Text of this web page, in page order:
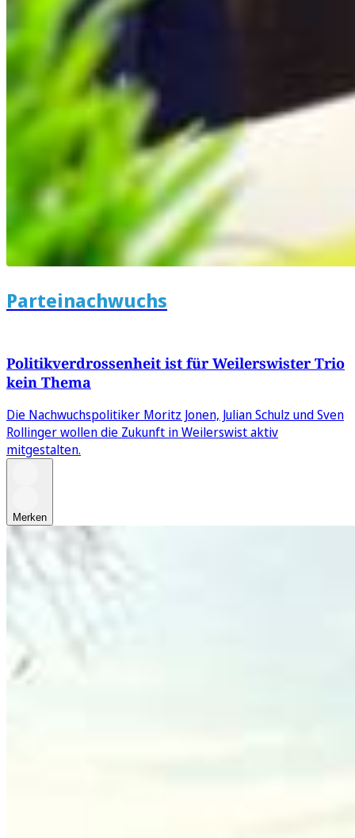
Parteinachwuchs
Politikverdrossenheit ist für Weilerswister Trio
kein Thema
Die Nachwuchspolitiker Moritz Jonen, Julian Schulz und Sven
Rollinger wollen die Zukunft in Weilerswist aktiv
mitgestalten.
Merken